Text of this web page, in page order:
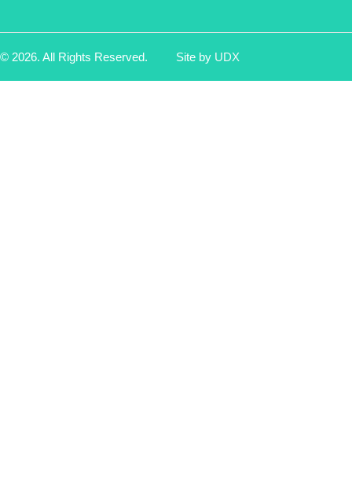
© 2026. All Rights Reserved. Site by UDX